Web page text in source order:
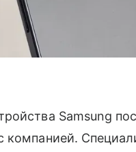
Samsung
компанией.